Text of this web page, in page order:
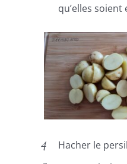
qu’elles
Hacher le